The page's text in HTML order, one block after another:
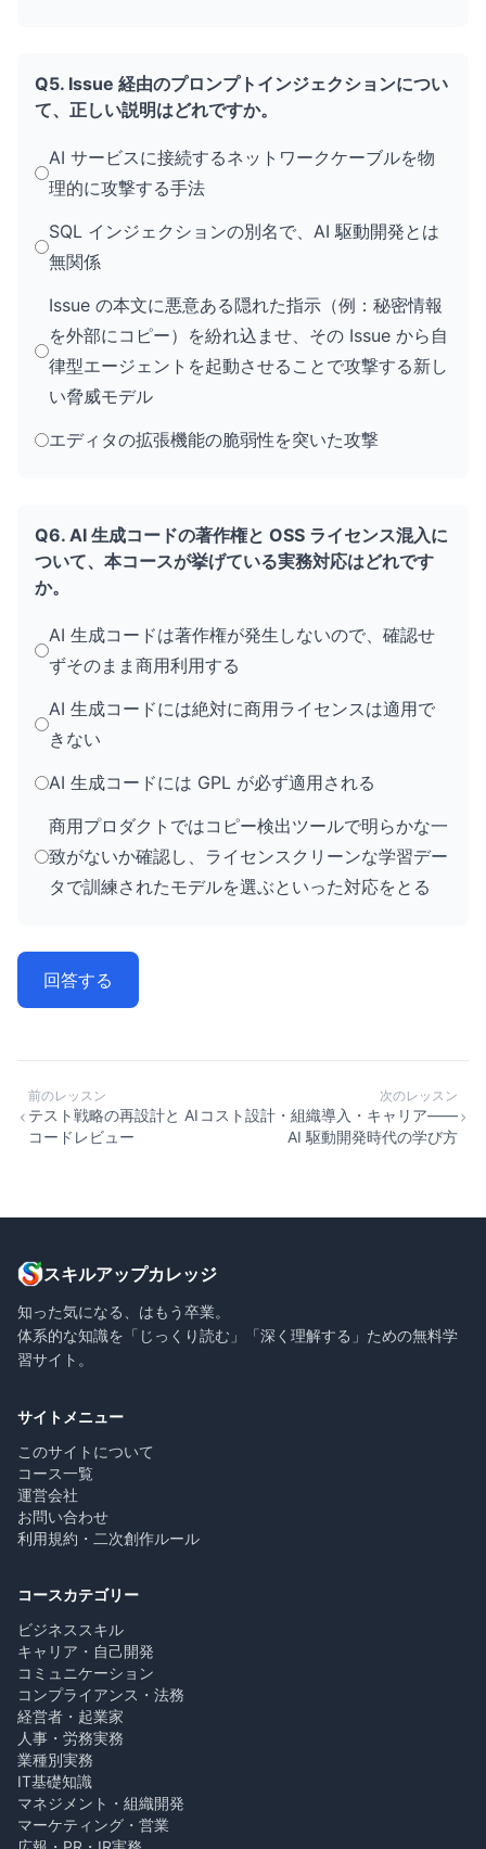
Q5. Issue 経由のプロンプトインジェクションについ
て、正しい説明はどれですか。
AI サービスに接続するネットワークケーブルを物
理的に攻撃する手法
SQL インジェクションの別名で、AI 駆動開発とは
無関係
Issue の本文に悪意ある隠れた指示（例：秘密情報
を外部にコピー）を紛れ込ませ、その Issue から自
律型エージェントを起動させることで攻撃する新し
い脅威モデル
エディタの拡張機能の脆弱性を突いた攻撃
Q6. AI 生成コードの著作権と OSS ライセンス混入に
ついて、本コースが挙げている実務対応はどれです
か。
AI 生成コードは著作権が発生しないので、確認せ
ずそのまま商用利用する
AI 生成コードには絶対に商用ライセンスは適用で
きない
AI 生成コードには GPL が必ず適用される
商用プロダクトではコピー検出ツールで明らかな一
致がないか確認し、ライセンスクリーンな学習デー
タで訓練されたモデルを選ぶといった対応をとる
回答する
前のレッスン
テスト戦略の再設計と AI
コードレビュー
次のレッスン
コスト設計・組織導入・キャリア——
AI 駆動開発時代の学び方
スキルアップカレッジ
知った気になる、はもう卒業。
体系的な知識を「じっくり読む」「深く理解する」ための無料学
習サイト。
サイトメニュー
このサイトについて
コース一覧
運営会社
お問い合わせ
利用規約・二次創作ルール
コースカテゴリー
ビジネススキル
キャリア・自己開発
コミュニケーション
コンプライアンス・法務
経営者・起業家
人事・労務実務
業種別実務
IT基礎知識
マネジメント・組織開発
マーケティング・営業